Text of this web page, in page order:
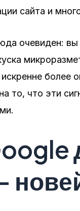
сайта и
очевиден:
искренне
то, что эти